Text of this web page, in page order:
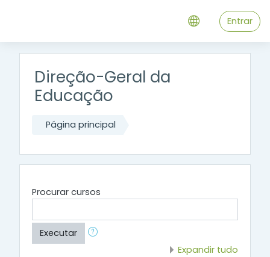
Entrar
Direção-Geral da
Educação
Página principal
Procurar cursos
Executar
Expandir tudo